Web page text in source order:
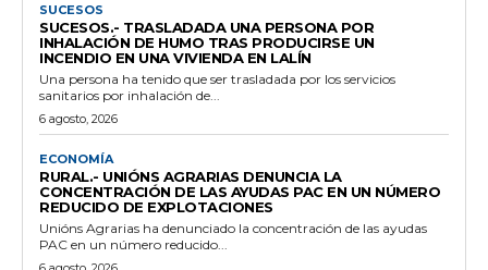
SUCESOS
SUCESOS.- TRASLADADA UNA PERSONA POR
INHALACIÓN DE HUMO TRAS PRODUCIRSE UN
INCENDIO EN UNA VIVIENDA EN LALÍN
Una persona ha tenido que ser trasladada por los servicios
sanitarios por inhalación de...
6 agosto, 2026
ECONOMÍA
RURAL.- UNIÓNS AGRARIAS DENUNCIA LA
CONCENTRACIÓN DE LAS AYUDAS PAC EN UN NÚMERO
REDUCIDO DE EXPLOTACIONES
Unións Agrarias ha denunciado la concentración de las ayudas
PAC en un número reducido...